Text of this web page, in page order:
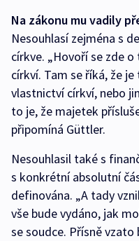
Na zákonu mu vadily
Nesouhlasí zejména s
církve. „Hovoří se zde
církví. Tam se říká, že
vlastnictví církví, nebo
to je, že majetek
připomíná Güttler.
Nesouhlasil také s
s konkrétní absolutní
definována. „A tady
vše bude vydáno, jak
se soudce. Přísně